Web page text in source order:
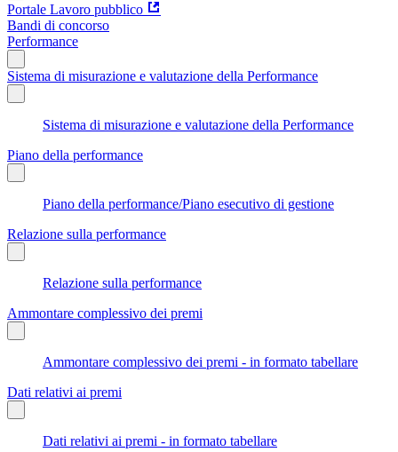
Portale Lavoro pubblico
Bandi di concorso
Performance
Sistema di misurazione e valutazione della Performance
Sistema di misurazione e valutazione della Performance
Piano della performance
Piano della performance/Piano esecutivo di gestione
Relazione sulla performance
Relazione sulla performance
Ammontare complessivo dei premi
Ammontare complessivo dei premi - in formato tabellare
Dati relativi ai premi
Dati relativi ai premi - in formato tabellare